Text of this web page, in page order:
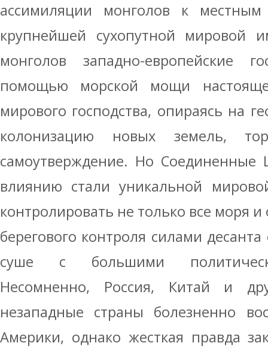
ассимиляции монголов к
крупнейшей сухопутной мировой
монголов западно-европейские
помощью морской мощи
мирового господства, опираясь на
колонизацию новых земель,
самоутверждение. Но
влиянию стали уникальной
контролировать не только все моря
берегового контроля силами
суше с большими
Несомненно, Россия, Китай и
незападные страны болезненно
Америки, однако жесткая правда